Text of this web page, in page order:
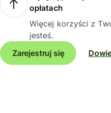
opłatach
Więcej korzyści z
jesteś.
Zarejestruj się